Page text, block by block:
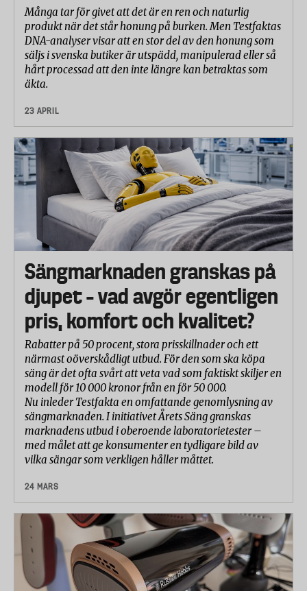
Många tar för givet att det är en ren och naturlig
produkt när det står honung på burken. Men Testfaktas
DNA-analyser visar att en stor del av den honung som
säljs i svenska butiker är utspädd, manipulerad eller så
hårt processad att den inte längre kan betraktas som
äkta.
23 APRIL
Sängmarknaden granskas på
djupet – vad avgör egentligen
pris, komfort och kvalitet?
Rabatter på 50 procent, stora prisskillnader och ett
närmast oöverskådligt utbud. För den som ska köpa
säng är det ofta svårt att veta vad som faktiskt skiljer en
modell för 10 000 kronor från en för 50 000.
Nu inleder Testfakta en omfattande genomlysning av
sängmarknaden. I initiativet Årets Säng granskas
marknadens utbud i oberoende laboratorietester –
med målet att ge konsumenter en tydligare bild av
vilka sängar som verkligen håller måttet.
24 MARS